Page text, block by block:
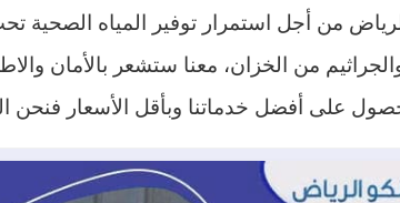
من أجل استمرار توفير المياه
من الخزان، معنا ستشعر بالأمان
على أفضل خدماتنا وبأقل الأسعار